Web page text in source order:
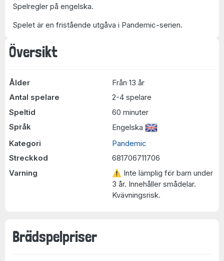
Översikt
Ålder
Från 13 år
Antal spelare
2-4 spelare
Speltid
60 minuter
Språk
Engelska
Kategori
Pandemic
Streckkod
681706711706
Varning
⚠ Inte lämplig för barn under
3 år. Innehåller smådelar.
Kvävningsrisk.
Brädspelpriser
Spelregler på engelska.
Spelet är en fristående utgåva i Pandemic-serien.